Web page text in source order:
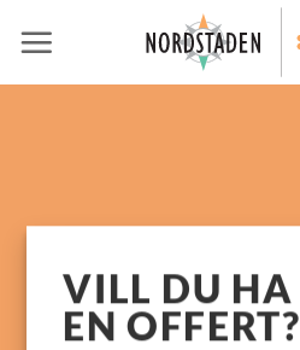
VILL DU HA
EN OFFERT?